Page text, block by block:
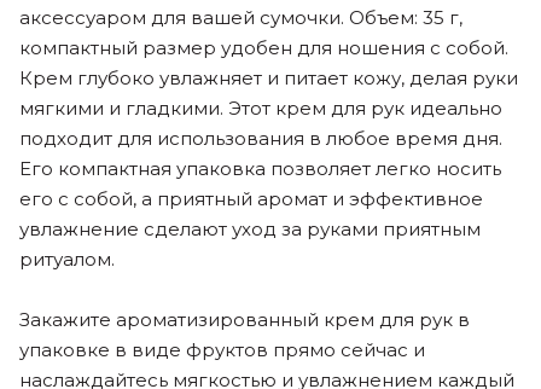
аксессуаром для вашей сумочки. Объем: 35 г,
компактный размер удобен для ношения с собой.
Крем глубоко увлажняет и питает кожу, делая руки
мягкими и гладкими. Этот крем для рук идеально
подходит для использования в любое время дня.
Его компактная упаковка позволяет легко носить
его с собой, а приятный аромат и эффективное
увлажнение сделают уход за руками приятным
ритуалом.
Закажите ароматизированный крем для рук в
упаковке в виде фруктов прямо сейчас и
наслаждайтесь мягкостью и увлажнением каждый